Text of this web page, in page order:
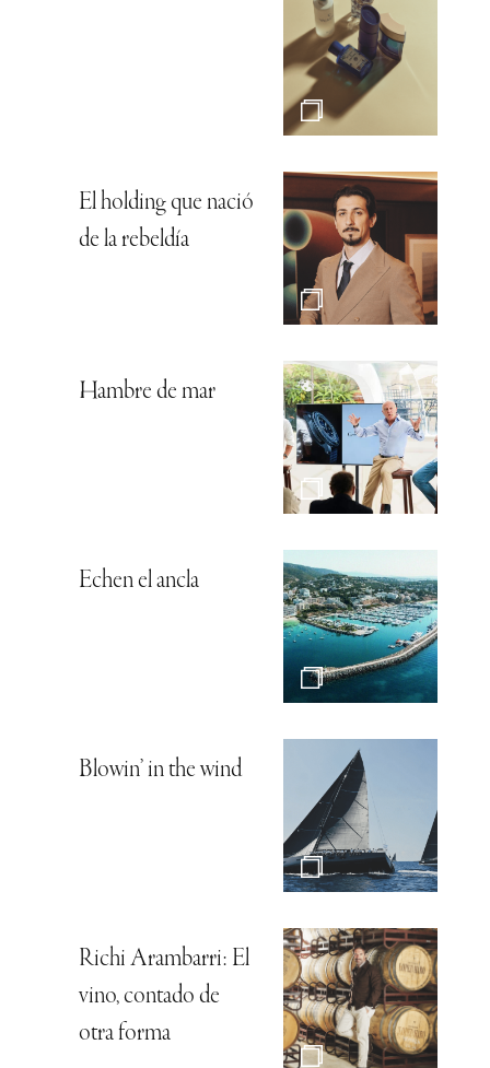
El holding que nació
de la rebeldía
Hambre de mar
Echen el ancla
Blowin’ in the wind
Richi Arambarri: El
vino, contado de
otra forma